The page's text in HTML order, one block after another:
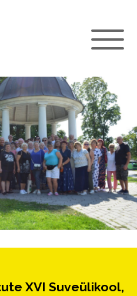
XVI Suveülikool,